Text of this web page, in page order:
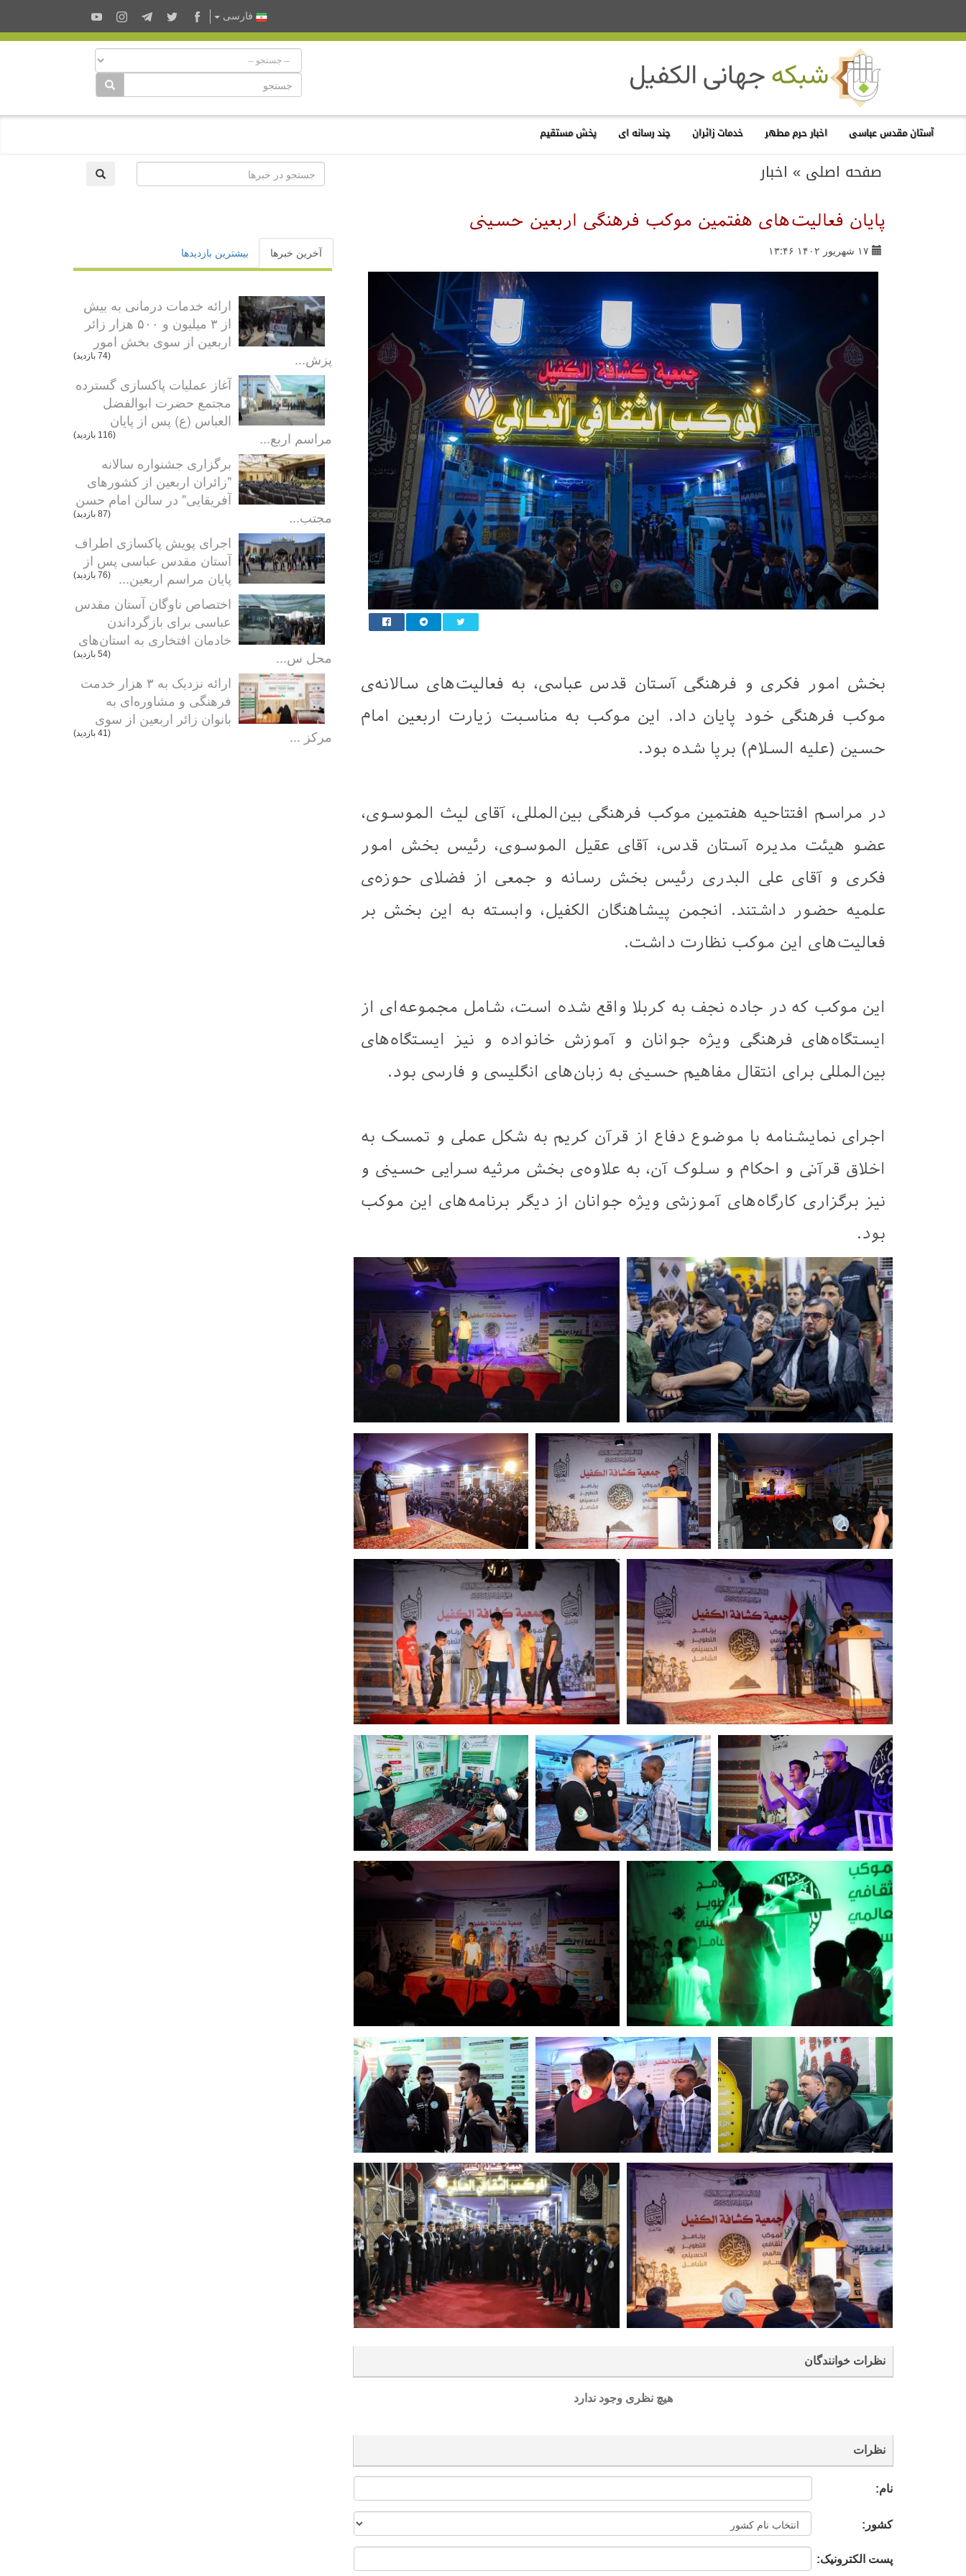
فارسى
آستان مقدس عباسی اخبار حرم مطهر خدمات زائران چند رسانه ای پخش مستقیم
صفحه اصلی » اخبار
پایان فعالیت‌های هفتمین موکب فرهنگی اربعین حسینی
۱۷ شهریور ۱۴۰۲ ۱۳:۴۶
بخش امور فکری و فرهنگی آستان قدس عباسی، به فعالیت‌های سالانه‌ی
موکب فرهنگی خود پایان داد. این موکب به مناسبت زیارت اربعین امام
حسین (علیه السلام) برپا شده بود.
در مراسم افتتاحیه هفتمین موکب فرهنگی بین‌المللی، آقای لیث الموسوی،
عضو هیئت مدیره آستان قدس، آقای عقيل الموسوی، رئیس بخش امور
فکری و آقای علی البدری رئیس بخش رسانه و جمعی از فضلای حوزه‌ی
علمیه حضور داشتند. انجمن پیشاهنگان الکفیل، وابسته به این بخش بر
فعالیت‌های این موکب نظارت داشت.
این موکب که در جاده نجف به کربلا واقع شده است، شامل مجموعه‌ای از
ایستگاه‌های فرهنگی ویژه جوانان و آموزش خانواده و نیز ایستگاه‌های
بین‌المللی برای انتقال مفاهیم حسینی به زبان‌های انگلیسی و فارسی بود.
اجرای نمایشنامه با موضوع دفاع از قرآن کریم به شکل عملی و تمسک به
اخلاق قرآنی و احکام و سلوک آن، به علاوه‌ی بخش مرثیه سرایی حسینی و
نیز برگزاری کارگاه‌های آموزشی ویژه جوانان از دیگر برنامه‌های این موکب
بود.
نظرات خوانندگان
هیچ نظری وجود ندارد
نظرات
نام:
کشور:
پست الکترونیک:
آخرین خبرها بیشترین بازدیدها
ارائه خدمات درمانی به بیش
از ۳ میلیون و ۵۰۰ هزار زائر
اربعین از سوی بخش امور
پزش...
(74 بازدید)
آغاز عملیات پاکسازی گسترده
مجتمع حضرت ابوالفضل
العباس (ع) پس از پایان
مراسم اربع...
(116 بازدید)
برگزاری جشنواره سالانه
"زائران اربعین از کشورهای
آفریقایی" در سالن امام حسن
مجتب...
(87 بازدید)
اجرای پویش پاکسازی اطراف
آستان مقدس عباسی پس از
پایان مراسم اربعین...
(76 بازدید)
اختصاص ناوگان آستان مقدس
عباسی برای بازگرداندن
خادمان افتخاری به استان‌های
محل س...
(54 بازدید)
ارائه نزدیک به ۳ هزار خدمت
فرهنگی و مشاوره‌ای به
بانوان زائر اربعین از سوی
مرکز ...
(41 بازدید)